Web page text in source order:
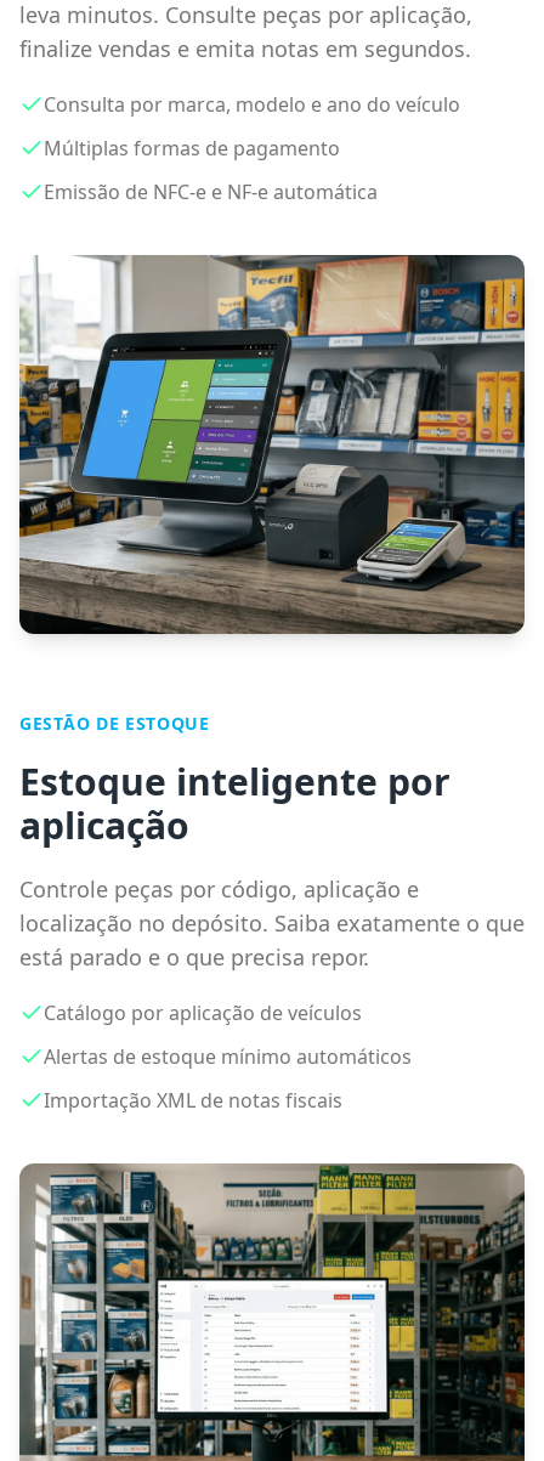
leva minutos. Consulte peças por aplicação,
finalize vendas e emita notas em segundos.
Consulta por marca, modelo e ano do veículo
Múltiplas formas de pagamento
Emissão de NFC-e e NF-e automática
GESTÃO DE ESTOQUE
Estoque inteligente por
aplicação
Controle peças por código, aplicação e
localização no depósito. Saiba exatamente o que
está parado e o que precisa repor.
Catálogo por aplicação de veículos
Alertas de estoque mínimo automáticos
Importação XML de notas fiscais